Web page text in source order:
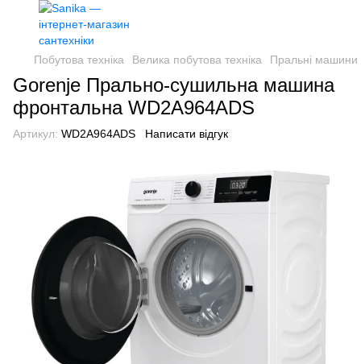
Побутова техніка Велика побутова техніка Пральні машини
Gorenje Прально-сушильна машина
фронтальна WD2A964ADS
Артикул: WD2A964ADS Написати відгук